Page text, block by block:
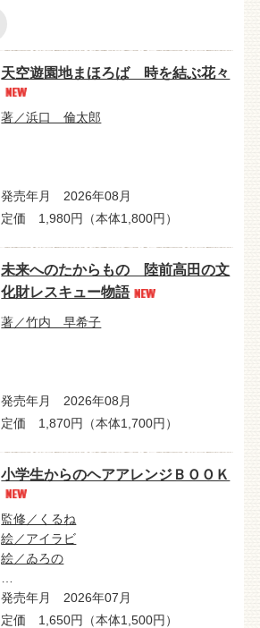
天空遊園地まほろば 時を結ぶ花々
著／浜口 倫太郎
発売年月 2026年08月
定価 1,980円（本体1,800円）
未来へのたからもの 陸前高田の文
化財レスキュー物語
著／竹内 早希子
発売年月 2026年08月
定価 1,870円（本体1,700円）
小学生からのヘアアレンジＢＯＯＫ
監修／くるね
絵／アイラビ
絵／ゐろの
発売年月 2026年07月
定価 1,650円（本体1,500円）